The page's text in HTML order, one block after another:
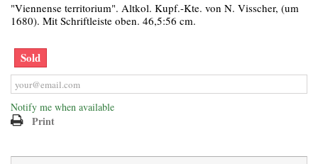
"Viennense territorium". Altkol. Kupf.-Kte. von N. Visscher, (um
1680). Mit Schriftleiste oben. 46,5:56 cm.
Sold
Notify me when available
Print